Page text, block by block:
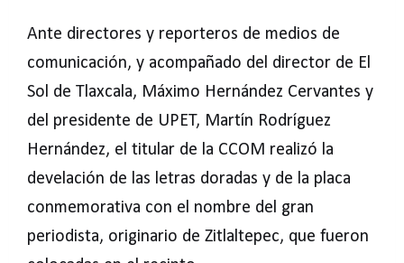
Ante directores y reporteros de medios de
comunicación, y acompañado del director de El
Sol de Tlaxcala, Máximo Hernández Cervantes y
del presidente de UPET, Martín Rodríguez
Hernández, el titular de la CCOM realizó la
develación de las letras doradas y de la placa
conmemorativa con el nombre del gran
periodista, originario de Zitlaltepec, que fueron